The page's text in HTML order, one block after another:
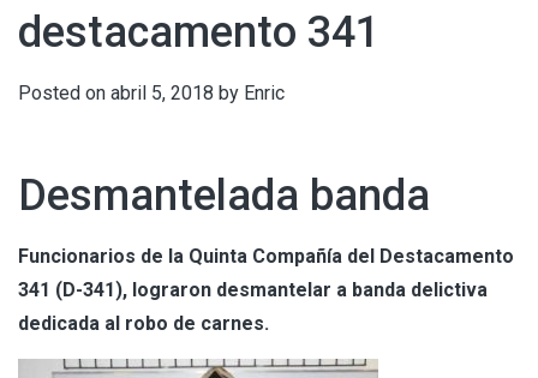
destacamento 341
Posted on abril 5, 2018 by Enric
Desmantelada banda
Funcionarios de la Quinta Compañía del Destacamento
341 (D-341), lograron desmantelar a banda delictiva
dedicada al robo de carnes.